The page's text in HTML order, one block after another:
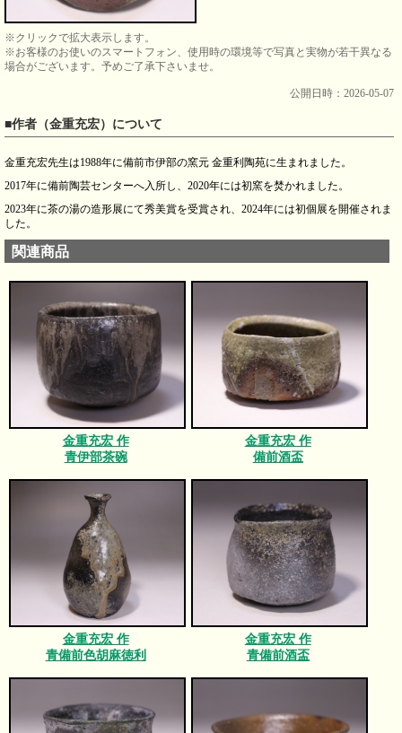
※クリックで拡大表示します。
※お客様のお使いのスマートフォン、使用時の環境等で写真と実物が若干異なる
場合がございます。予めご了承下さいませ。
公開日時：2026-05-07
■作者（金重充宏）について
金重充宏先生は1988年に備前市伊部の窯元 金重利陶苑に生まれました。
2017年に備前陶芸センターへ入所し、2020年には初窯を焚かれました。
2023年に茶の湯の造形展にて秀美賞を受賞され、2024年には初個展を開催されま
した。
関連商品
金重充宏 作
青伊部茶碗
金重充宏 作
備前酒盃
金重充宏 作
青備前色胡麻徳利
金重充宏 作
青備前酒盃